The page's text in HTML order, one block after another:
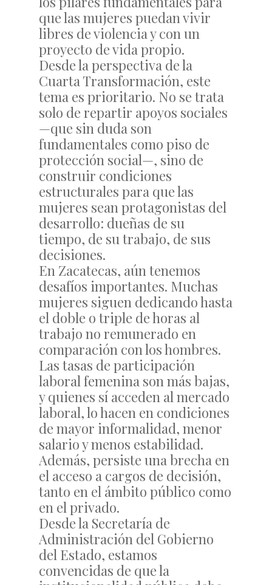
que las mujeres puedan vivir
libres de violencia y con un
proyecto de vida propio.
Desde la perspectiva de la
Cuarta Transformación, este
tema es prioritario. No se trata
solo de repartir apoyos sociales
—que sin duda son
fundamentales como piso de
protección social—, sino de
construir condiciones
estructurales para que las
mujeres sean protagonistas del
desarrollo: dueñas de su
tiempo, de su trabajo, de sus
decisiones.
En Zacatecas, aún tenemos
desafíos importantes. Muchas
mujeres siguen dedicando hasta
el doble o triple de horas al
trabajo no remunerado en
comparación con los hombres.
Las tasas de participación
laboral femenina son más bajas,
y quienes sí acceden al mercado
laboral, lo hacen en condiciones
de mayor informalidad, menor
salario y menos estabilidad.
Además, persiste una brecha en
el acceso a cargos de decisión,
tanto en el ámbito público como
en el privado.
Desde la Secretaría de
Administración del Gobierno
del Estado, estamos
convencidas de que la